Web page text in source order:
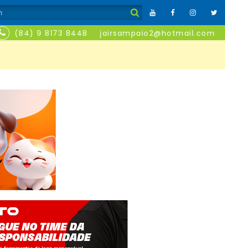
(84) 9 8173 8448 jairsampaio2@hotmail.com